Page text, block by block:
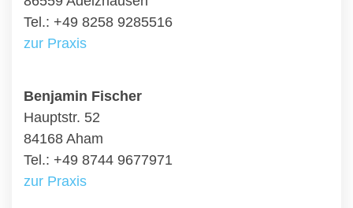
Tel.: +49 8258 9285516
zur Praxis
Benjamin Fischer
Hauptstr. 52
84168 Aham
Tel.: +49 8744 9677971
zur Praxis